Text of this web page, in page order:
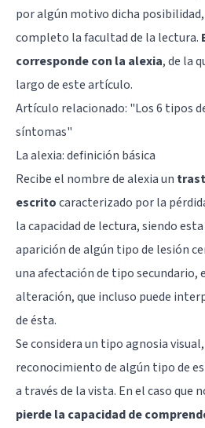
por algún motivo dicha
completo la facultad de la lectura.
corresponde con la alexia, de la
largo de este artículo.
Artículo relacionado: "Los 6 tipos
síntomas"
La alexia: definición básica
Recibe el nombre de alexia un
escritocaracterizado por la
la capacidad de lectura, siendo
aparición de algún tipo de lesión
una afectación de tipo secundario,
alteración, que incluso puede
de ésta.
Se considera un tipo agnosia
reconocimiento de algún tipo de
a través de la vista. En el caso que
pierde la capacidad de